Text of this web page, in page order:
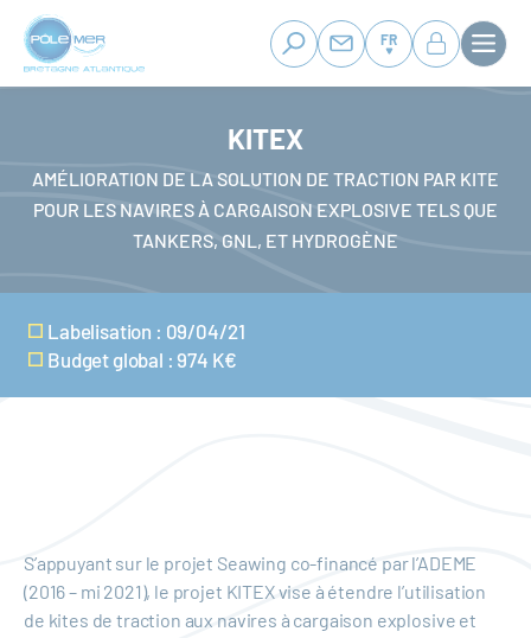
Panneau de gestion des cookies
Aller
contenu
FR
KITEX
AMÉLIORATION DE LA SOLUTION DE TRACTION PAR KITE
POUR LES NAVIRES À CARGAISON EXPLOSIVE TELS QUE
TANKERS, GNL, ET HYDROGÈNE
Labelisation : 09/04/21
Budget global : 974 K€
S’appuyant sur le projet Seawing co-financé par l’ADEME
(2016 – mi 2021), le projet KITEX vise à étendre l’utilisation
de kites de traction aux navires à cargaison explosive et